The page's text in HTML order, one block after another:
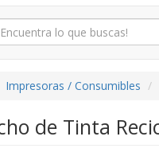
Impresoras / Consumibles
de Tinta